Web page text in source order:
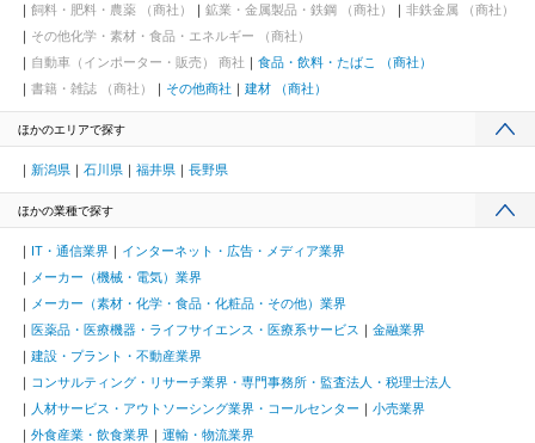
飼料・肥料・農薬 （商社）
鉱業・金属製品・鉄鋼 （商社）
非鉄金属 （商社）
その他化学・素材・食品・エネルギー （商社）
自動車（インポーター・販売） 商社
食品・飲料・たばこ （商社）
書籍・雑誌 （商社）
その他商社 建材 （商社）
ほかのエリアで探す
新潟県 石川県 福井県 長野県
ほかの業種で探す
IT・通信業界
インターネット・広告・メディア業界
メーカー（機械・電気）業界
メーカー（素材・化学・食品・化粧品・その他）業界
医薬品・医療機器・ライフサイエンス・医療系サービス
金融業界
建設・プラント・不動産業界
コンサルティング・リサーチ業界・専門事務所・監査法人・税理士法人
人材サービス・アウトソーシング業界・コールセンター
小売業界
外食産業・飲食業界
運輸・物流業界